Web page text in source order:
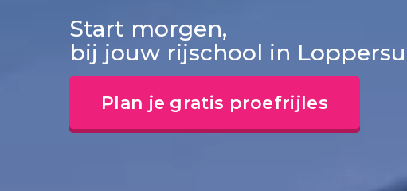
Start morgen,
bij jouw rijschool in
Plan je gratis proefrijles